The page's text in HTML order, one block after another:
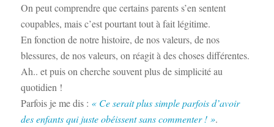
On peut comprendre que certains parents s’en sentent
coupables, mais c’est pourtant tout à fait légitime.
En fonction de notre histoire, de nos valeurs, de nos
blessures, de nos valeurs, on réagit à des choses différentes.
Ah.. et puis on cherche souvent plus de simplicité au
quotidien !
Parfois je me dis : « Ce serait plus simple parfois d’avoir
des enfants qui juste obéissent sans commenter ! ».